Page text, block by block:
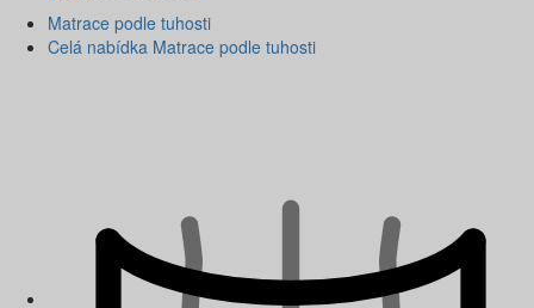
Matrace podle tuhosti
Celá nabídka Matrace podle tuhosti